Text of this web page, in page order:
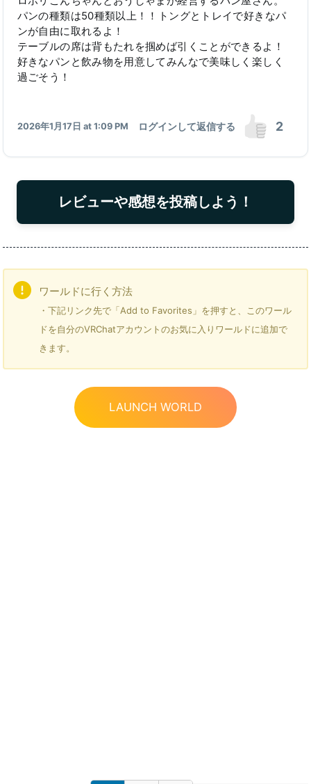
2026年1月17日 at 1:09 PM
パンの種類は50種類以上！！トングとトレイで好きなパ
ンが自由に取れるよ！
テーブルの席は背もたれを掴めば引くことができるよ！
好きなパンと飲み物を用意してみんなで美味しく楽しく
過ごそう！
ログインして返信する 2
レビューや感想を投稿しよう！
ワールドに行く方法
・下記リンク先で「Add to Favorites」を押すと、このワール
ドを自分のVRChatアカウントのお気に入りワールドに追加で
きます。
LAUNCH WORLD